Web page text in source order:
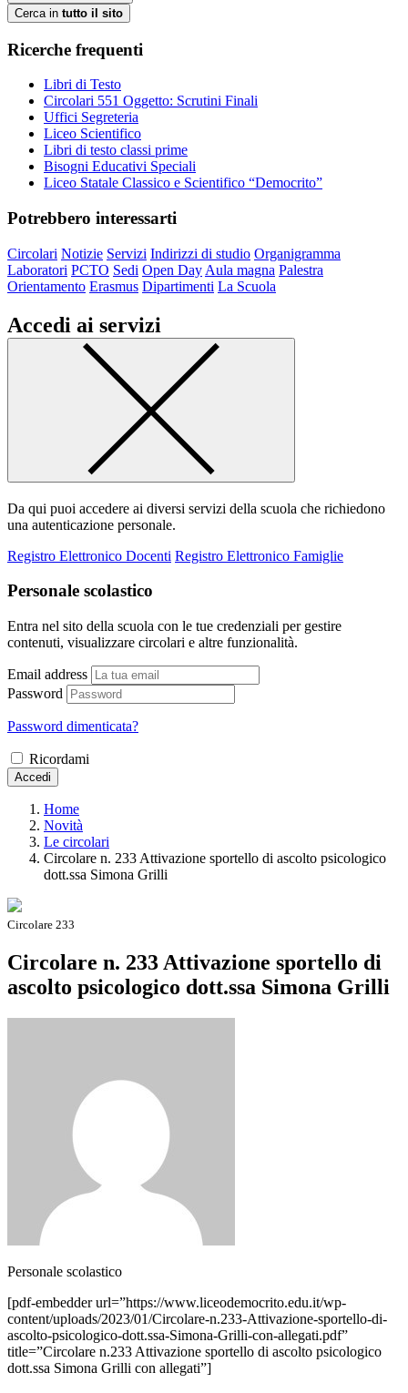
Cerca in tutto il sito
Ricerche frequenti
Libri di Testo
Circolari 551 Oggetto: Scrutini Finali
Uffici Segreteria
Liceo Scientifico
Libri di testo classi prime
Bisogni Educativi Speciali
Liceo Statale Classico e Scientifico “Democrito”
Potrebbero interessarti
Circolari Notizie Servizi Indirizzi di studio Organigramma
Laboratori PCTO Sedi Open Day Aula magna Palestra
Orientamento Erasmus Dipartimenti La Scuola
Accedi ai servizi
Da qui puoi accedere ai diversi servizi della scuola che richiedono
una autenticazione personale.
Registro Elettronico Docenti Registro Elettronico Famiglie
Personale scolastico
Entra nel sito della scuola con le tue credenziali per gestire
contenuti, visualizzare circolari e altre funzionalità.
Email address
Password
Password dimenticata?
Ricordami
Accedi
Home
Novità
Le circolari
Circolare n. 233 Attivazione sportello di ascolto psicologico
dott.ssa Simona Grilli
Circolare 233
Circolare n. 233 Attivazione sportello di
ascolto psicologico dott.ssa Simona Grilli
Personale scolastico
[pdf-embedder url=”https://www.liceodemocrito.edu.it/wp-
content/uploads/2023/01/Circolare-n.233-Attivazione-sportello-di-
ascolto-psicologico-dott.ssa-Simona-Grilli-con-allegati.pdf”
title=”Circolare n.233 Attivazione sportello di ascolto psicologico
dott.ssa Simona Grilli con allegati”]